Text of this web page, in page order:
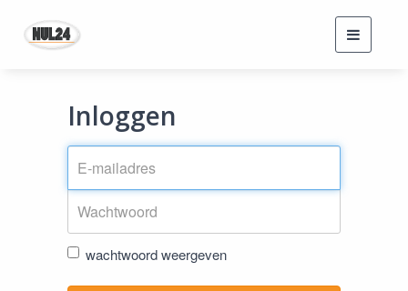
Toggle
Inloggen
wachtwoord weergeven